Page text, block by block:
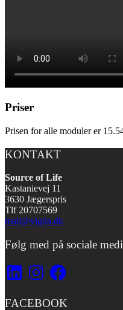
Priser
Prisen for alle moduler er
KONTAKT
Source of Life
Kastanievej 11
3630 Jægerspris
Tlf 20707569
mail@vigda.dk
Følg med på sociale
LinkedInInstagramFacebook
FACEBOOK